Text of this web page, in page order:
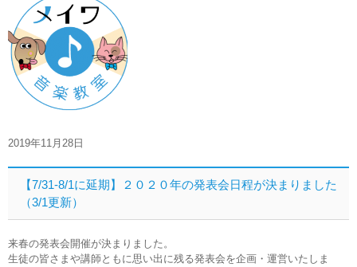
2019年11月28日
【7/31-8/1に延期】２０２０年の発表会日程が決まりました
（3/1更新）
来春の発表会開催が決まりました。
生徒の皆さまや講師ともに思い出に残る発表会を企画・運営いたしま